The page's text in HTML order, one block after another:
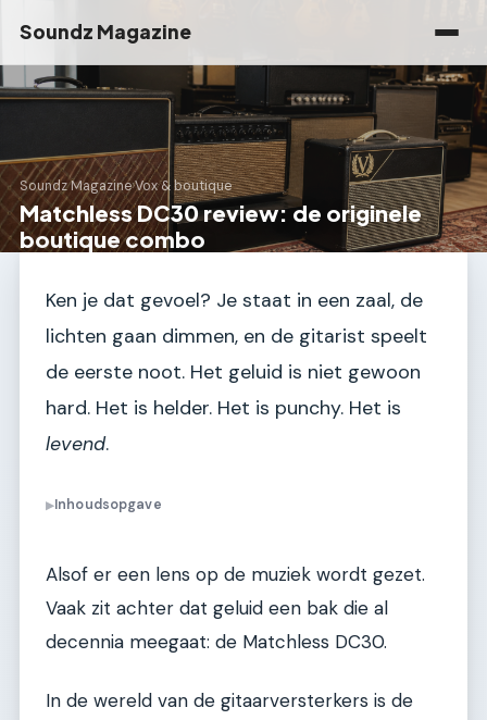
Soundz Magazine
Soundz Magazine›Vox & boutique
Matchless DC30 review: de originele
boutique combo
Ken je dat gevoel? Je staat in een zaal, de
lichten gaan dimmen, en de gitarist speelt
de eerste noot. Het geluid is niet gewoon
hard. Het is helder. Het is punchy. Het is
levend.
▶Inhoudsopgave
Alsof er een lens op de muziek wordt gezet.
Vaak zit achter dat geluid een bak die al
decennia meegaat: de Matchless DC30.
In de wereld van de gitaarversterkers is de